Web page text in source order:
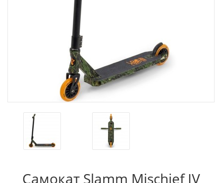
Самокат Slamm Mischief IV